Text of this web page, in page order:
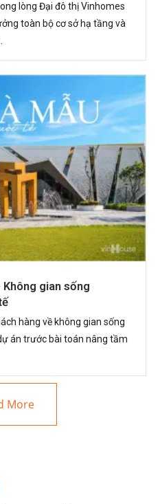
lòng Đại đô thị Vinhomes
toàn bộ cơ sở hạ tầng và
gian sống
hàng về không gian sống
án trước bài toán nâng tầm
More